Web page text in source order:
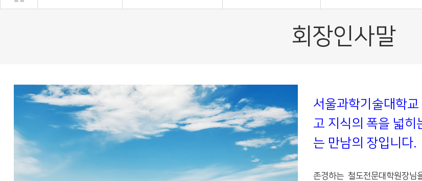
대학원소개
학과안내
학사정보
입학안내
정보광장
원우회 원우회 소개
원우회 커뮤니티 회장인사말
조직
회칙
회장인사말
서울과학기술대학
고 지식의 폭을 넓히
는 만남의 장입니다.
존경하는 철도전문대학원장님